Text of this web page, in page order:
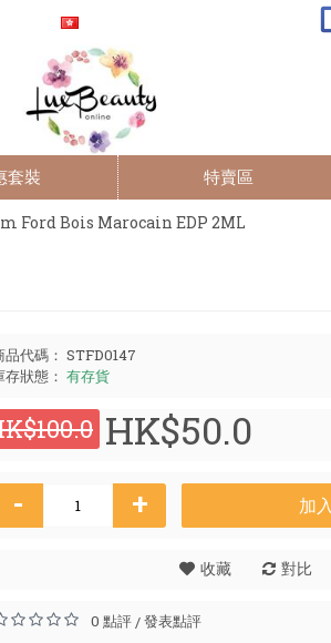
套裝 特賣區
Ford Bois Marocain EDP 2ML
品代碼： STFD0147
存狀態： 有存貨
HK$50.0
- + 加
收藏 對比
0 點評/發表點評